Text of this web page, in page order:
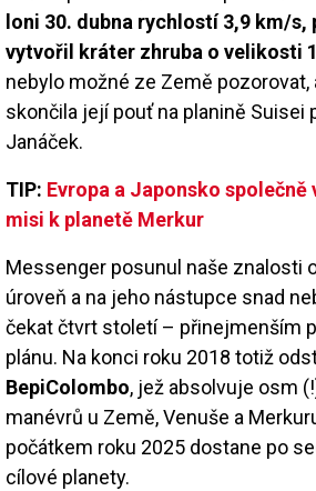
loni 30. dubna rychlostí 3,9 km/s,
vytvořil kráter zhruba o velikosti
nebylo možné ze Země pozorovat,
skončila její pouť na planině Suisei
Janáček.
TIP: Evropa a Japonsko
misi k planetě Merkur
Messenger posunul naše znalosti
úroveň a na jeho nástupce snad
čekat čtvrt století – přinejmenším
plánu. Na konci roku 2018 totiž
BepiColombo, jež absolvuje osm
manévrů u Země, Venuše a
počátkem roku 2025 dostane po
cílové planety.